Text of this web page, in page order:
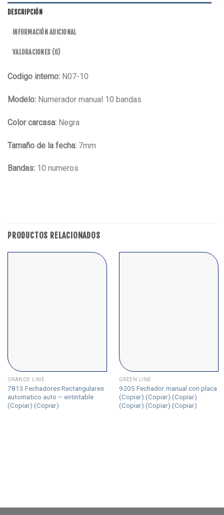
DESCRIPCIÓN
INFORMACIÓN ADICIONAL
VALORACIONES (0)
Codigo interno: N07-10
Modelo: Numerador manual 10 bandas
Color carcasa: Negra
Tamaño de la fecha: 7mm
Bandas: 10 numeros
PRODUCTOS RELACIONADOS
ORANGE LINE
7813 Fechadores Rectangulares
automatico auto – entintable
(Copiar) (Copiar)
GREEN LINE
9205 Fechador manual con placa
(Copiar) (Copiar) (Copiar)
(Copiar) (Copiar) (Copiar)